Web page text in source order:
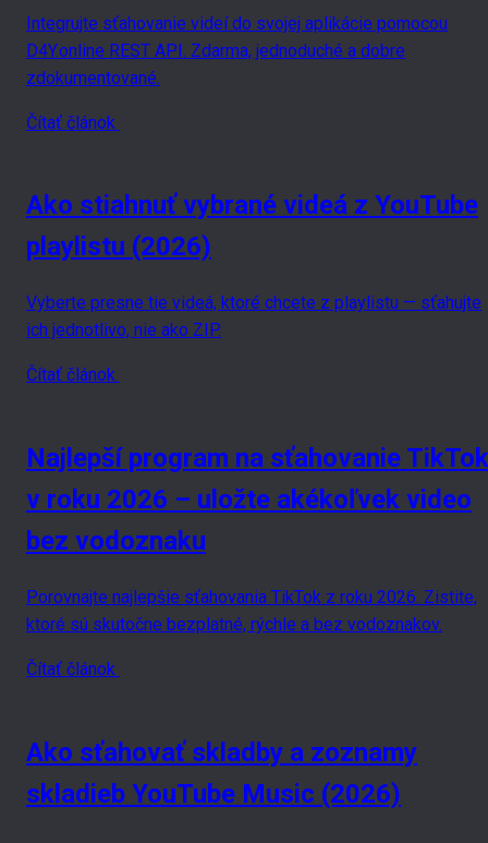
Integrujte sťahovanie videí do svojej aplikácie pomocou
D4Y.online REST API. Zdarma, jednoduché a dobre
zdokumentované.
Čítať článok
Ako stiahnuť vybrané videá z YouTube
playlistu (2026)
Vyberte presne tie videá, ktoré chcete z playlistu — sťahujte
ich jednotlivo, nie ako ZIP.
Čítať článok
Najlepší program na sťahovanie TikTok
v roku 2026 – uložte akékoľvek video
bez vodoznaku
Porovnajte najlepšie sťahovania TikTok z roku 2026. Zistite,
ktoré sú skutočne bezplatné, rýchle a bez vodoznakov.
Čítať článok
Ako sťahovať skladby a zoznamy
skladieb YouTube Music (2026)